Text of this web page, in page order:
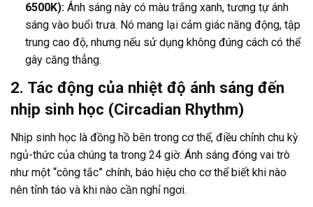
6500K): Ánh sáng này có màu trắng xanh, tương tự ánh
sáng vào buổi trưa. Nó mang lại cảm giác năng động, tập
trung cao độ, nhưng nếu sử dụng không đúng cách có thể
gây căng thẳng.
2. Tác động của nhiệt độ ánh sáng đến
nhịp sinh học (Circadian Rhythm)
Nhịp sinh học là đồng hồ bên trong cơ thể, điều chỉnh chu kỳ
ngủ-thức của chúng ta trong 24 giờ. Ánh sáng đóng vai trò
như một “công tắc” chính, báo hiệu cho cơ thể biết khi nào
nên tỉnh táo và khi nào cần nghỉ ngơi.